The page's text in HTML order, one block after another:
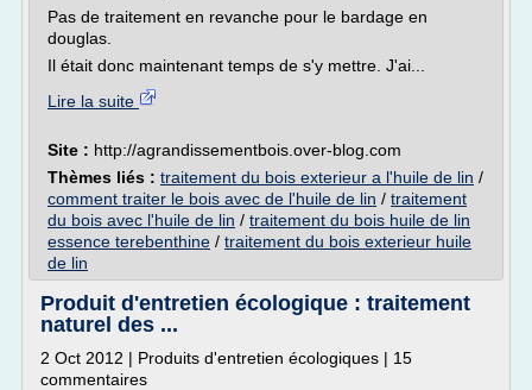
Pas de traitement en revanche pour le bardage en
douglas.
Il était donc maintenant temps de s'y mettre. J'ai...
Lire la suite
Site : http://agrandissementbois.over-blog.com
Thèmes liés : traitement du bois exterieur a l'huile de lin /
comment traiter le bois avec de l'huile de lin / traitement
du bois avec l'huile de lin / traitement du bois huile de lin
essence terebenthine / traitement du bois exterieur huile
de lin
Produit d'entretien écologique : traitement
naturel des ...
2 Oct 2012 | Produits d'entretien écologiques | 15
commentaires